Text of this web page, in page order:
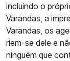
incluindo o
Varandas, a
Varandas, os
riem-se dele e
ninguém que